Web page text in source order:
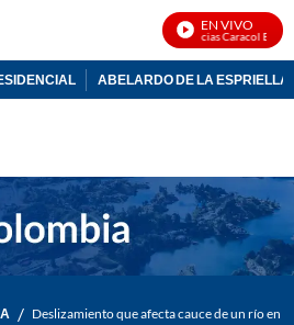
EN VIVO
Noticias Caracol En Vivo
ABELARDO DE LA ESPRIELLA
/ Deslizamiento que afecta cauce de un río en